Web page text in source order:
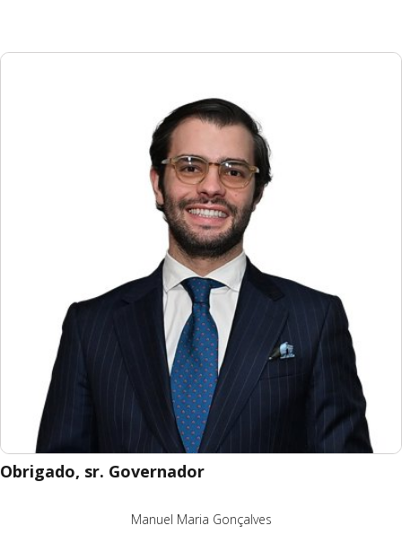
Obrigado, sr. Governador
Manuel Maria Gonçalves